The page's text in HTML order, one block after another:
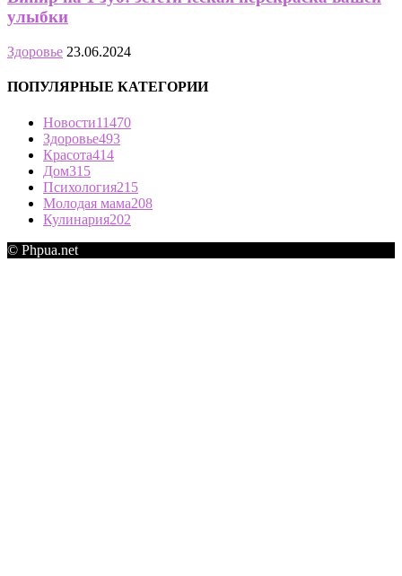
улыбки
Здоровье 23.06.2024
ПОПУЛЯРНЫЕ КАТЕГОРИИ
Новости11470
Здоровье493
Красота414
Дом315
Психология215
Молодая мама208
Кулинария202
© Phpua.net